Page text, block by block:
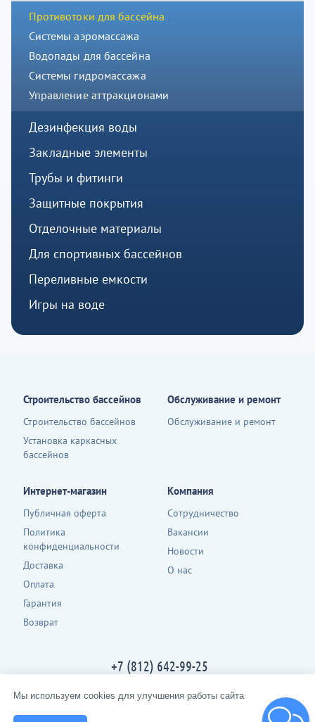
Противотоки для бассейна
Системы аэромассажа
Водопады для бассейна
Системы гидромассажа
Управление аттракционами
Дезинфекция воды
Закладные элементы
Трубы и фитинги
Защитные покрытия
Отделочные материалы
Для спортивных бассейнов
Переливные емкости
Игры на воде
+7 (812) 642-99-25
Контакты
Строительство бассейнов
Строительство бассейнов
Установка каркасных
бассейнов
Обслуживание и ремонт
Обслуживание и ремонт
Интернет-магазин
Публичная оферта
Политика
конфиденциальности
Доставка
Оплата
Гарантия
Возврат
Компания
Сотрудничество
Вакансии
Новости
О нас
Мы используем cookies для улучшения работы сайта